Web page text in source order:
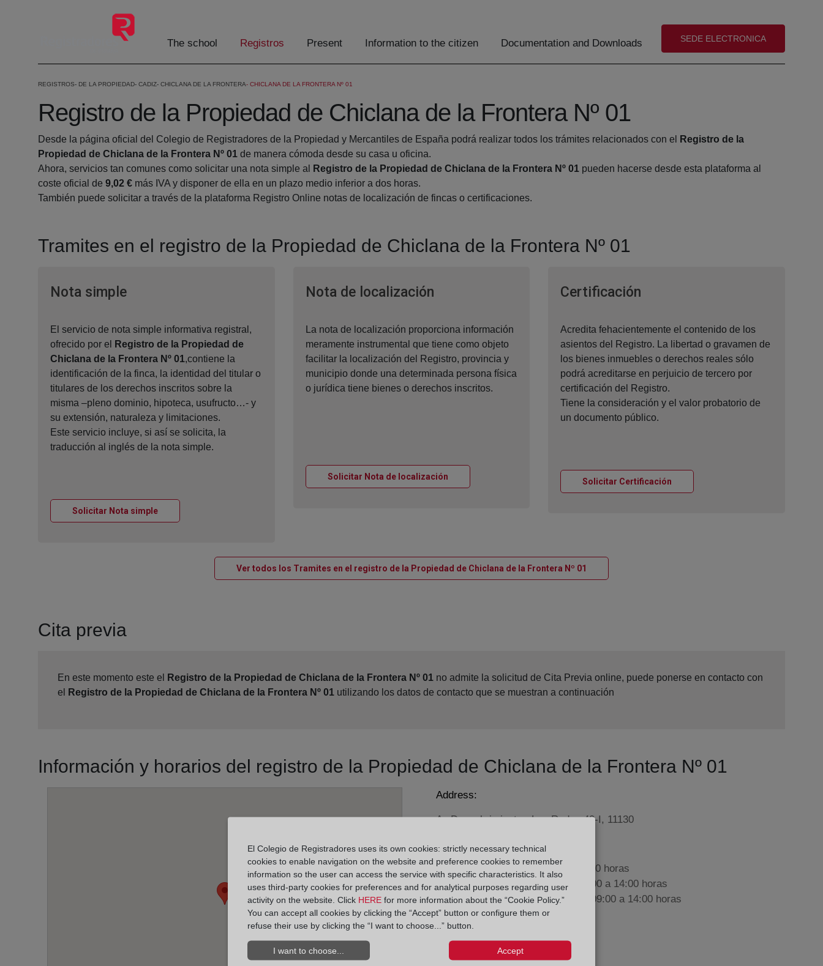
The school Registros Present Information to the citizen Documentation and Downloads (abre en nueva ventana)
SEDE ELECTRONICA
REGISTROS DE LA PROPIEDAD CADIZ CHICLANA DE LA FRONTERA CHICLANA DE LA FRONTERA Nº 01
Registro de la Propiedad de Chiclana de la Frontera Nº 01
Desde la página oficial del Colegio de Registradores de la Propiedad y Mercantiles de España podrá realizar todos los trámites relacionados con el
Registro de la
Propiedad de Chiclana de la Frontera Nº 01 de manera cómoda desde su casa u oficina.
Ahora, servicios tan comunes como solicitar una nota simple al
Registro de la Propiedad de Chiclana de la Frontera Nº 01 pueden hacerse desde esta plataforma al
coste oficial de 9,02 € más IVA y disponer de ella en un plazo medio inferior a dos horas.
También puede solicitar a través de la plataforma Registro Online notas de localización de fincas o certificaciones.
Tramites en el registro de la Propiedad de Chiclana de la Frontera Nº 01
Nota simpleVentana nueva
El servicio de nota simple informativa registral,
ofrecido por el
Registro de la Propiedad de
Chiclana de la Frontera Nº 01,contiene la
identificación de la finca, la identidad del titular o
titulares de los derechos inscritos sobre la
misma –pleno dominio, hipoteca, usufructo…- y
su extensión, naturaleza y limitaciones.
Este servicio incluye, si así se solicita, la
traducción al inglés de la nota simple.
Solicitar Nota simpleVentana nueva
Nota de localizaciónVentana nueva
La nota de localización proporciona información
meramente instrumental que tiene como objeto
facilitar la localización del Registro, provincia y
municipio donde una determinada persona física
o jurídica tiene bienes o derechos inscritos.
Solicitar Nota de localizaciónVentana nueva
Certificación
Acredita fehacientemente el contenido de los
asientos del Registro. La libertad o gravamen de
los bienes inmuebles o derechos reales sólo
podrá acreditarse en perjuicio de tercero por
certificación del Registro.
Tiene la consideración y el valor probatorio de
un documento público.
Solicitar Certificación
Ver todos los Tramites en el registro de la Propiedad de Chiclana de la Frontera Nº 01
Cita previa
En este momento este el Registro de la Propiedad de Chiclana de la Frontera Nº 01 no admite la solicitud de Cita Previa online, puede ponerse en contacto con
el
Registro de la Propiedad de Chiclana de la Frontera Nº 01 utilizando los datos de contacto que se muestran a continuación
Información y horarios del registro de la Propiedad de Chiclana de la Frontera Nº 01
Address:
Av.Descubrimientos-Las Redes 49-I, 11130
Horario:
De lunes a viernes de 09:00 a 17:00 horas
Agosto: De lunes a viernes de 09:00 a 14:00 horas
Los días 24 y 31 de diciembre de 09:00 a 14:00 horas
(956) 40 07 08
El Colegio de Registradores uses its own cookies: strictly necessary technical
cookies to enable navigation on the website and preference cookies to remember
information so the user can access the service with specific characteristics. It also
uses third-party cookies for preferences and for analytical purposes regarding user
activity on the website. Click HERE for more information about the “Cookie Policy.”
You can accept all cookies by clicking the “Accept” button or configure them or
refuse their use by clicking the “I want to choose...” button.
I want to choose... Accept